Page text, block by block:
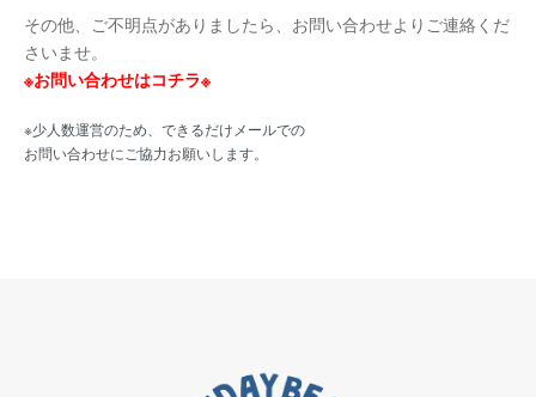
その他、ご不明点がありましたら、お問い合わせよりご連絡くだ
さいませ。
※お問い合わせはコチラ※
※少人数運営のため、できるだけメールでの
お問い合わせにご協力お願いします。